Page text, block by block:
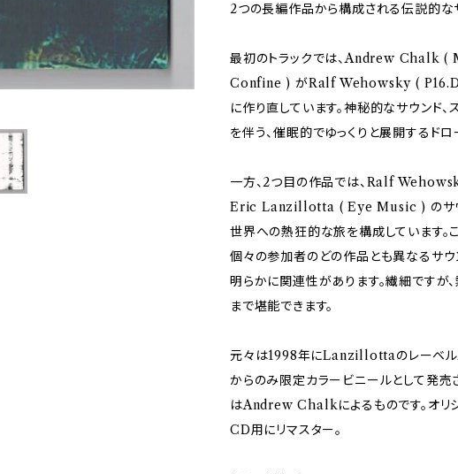
2つの長編作品から構成される伝説的な
最初のトラックでは、Andrew Chalk
Confine ) がRalf Wehowsky (
に作り直しています。神秘的なサウンド、
を伴う、催眠的でゆっくりと展開するドロ
一方、2つ目の作品では、Ralf
Eric Lanzillotta ( Eye Music ) のサウ
世界への熱狂的な旅を構成しています。
個々の参加者のどの作品とも異なるサウ
明らかに関連性があります。繊細ですが
まで堪能できます。
元々は1998年にLanzillottaのレーベ
からのみ限定カラービニールとして発売
はAndrew Chalkによるものです。オリ
CD用にリマスター。